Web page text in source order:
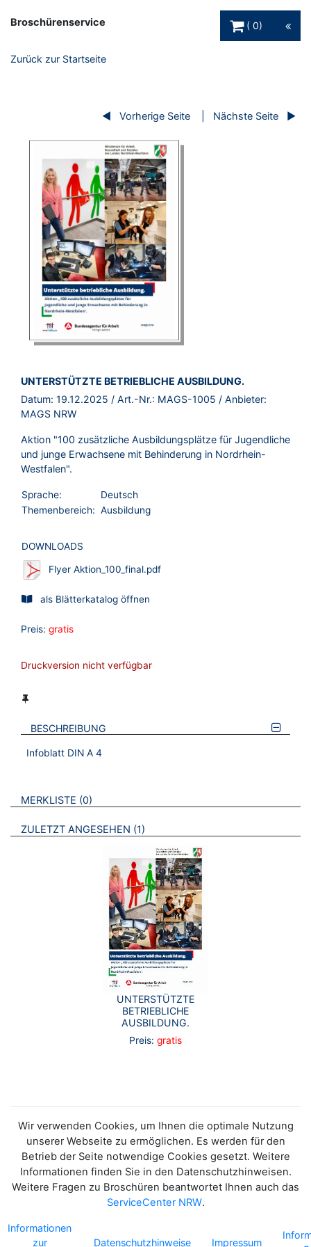
Broschürenservice
0
Zurück zur Startseite
Vorherige Seite Nächste Seite
BROSCHÜRE:
UNTERSTÜTZTE BETRIEBLICHE AUSBILDUNG.
Datum: 19.12.2025 / Art.-Nr.: MAGS-1005 / Anbieter:
MAGS NRW
Aktion "100 zusätzliche Ausbildungsplätze für Jugendliche
und junge Erwachsene mit Behinderung in Nordrhein-
Westfalen".
Sprache:
Deutsch
Themenbereich: Ausbildung
DOWNLOADS
Flyer Aktion_100_final.pdf
als Blätterkatalog öffnen
Preis: gratis
Druckversion nicht verfügbar
BESCHREIBUNG
Infoblatt DIN A 4
VERWEISE AUF VERMERKTE- ODER ZULETZT ANGESEHENE
MERKLISTE 0 BROSCHÜREN
ZULETZT ANGESEHEN 1 BROSCHÜREN
UNTERSTÜTZTE
BETRIEBLICHE
AUSBILDUNG.
Preis: gratis
Wir verwenden Cookies, um Ihnen die optimale Nutzung
unserer Webseite zu ermöglichen. Es werden für den
Betrieb der Seite notwendige Cookies gesetzt. Weitere
Informationen finden Sie in den Datenschutzhinweisen.
Weitere Fragen zu Broschüren beantwortet Ihnen auch das
ServiceCenter NRW.
Informationen
zur
Datenschutzhinweise Impressum